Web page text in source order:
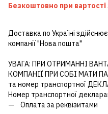
Безкоштовно при
Доставка по Україні
компанії "Нова пошта"
УВАГА: ПРИ ОТРИМАННІ
КОМПАНІЇ ПРИ СОБІ МАТИ
та номер транспортної
Номер транспортної
Оплата за реквізитами